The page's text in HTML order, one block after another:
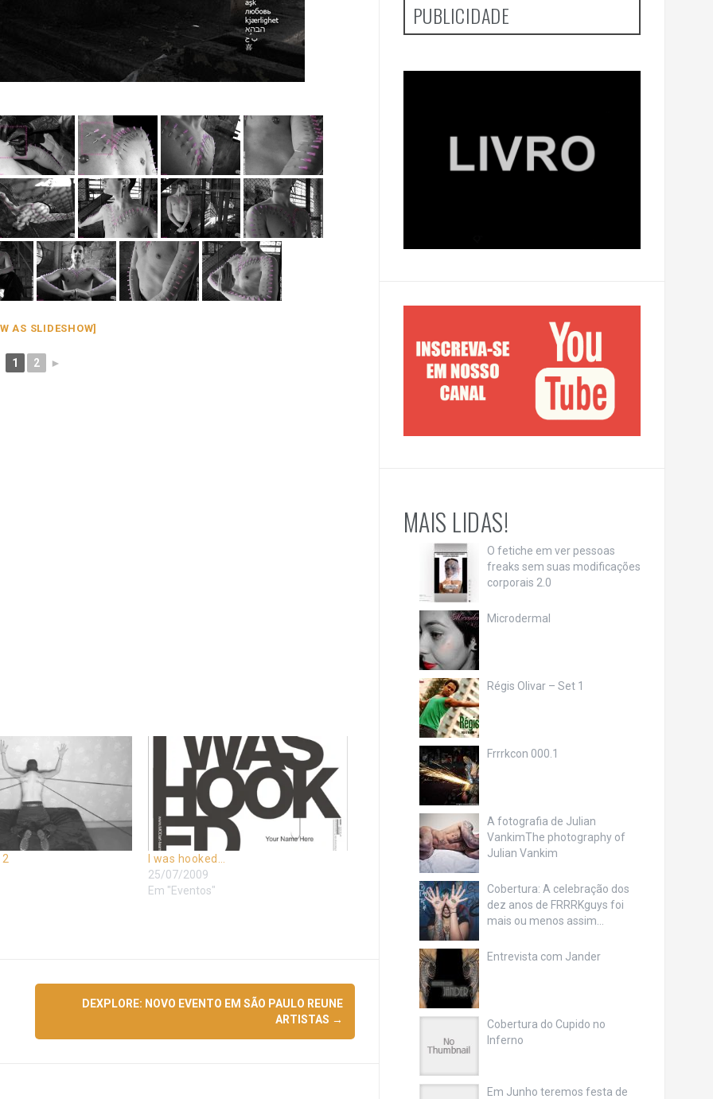
AS SLIDESHOW]
1 2 ►
I was hooked…
25/07/2009
Em "Eventos"
DEXPLORE: NOVO EVENTO EM SÃO PAULO REUNE
ARTISTAS →
PUBLICIDADE
MAIS LIDAS!
O fetiche em ver pessoas
freaks sem suas modificações
corporais 2.0
Microdermal
Régis Olivar – Set 1
Frrrkcon 000.1
A fotografia de Julian
VankimThe photography of
Julian Vankim
Cobertura: A celebração dos
dez anos de FRRRKguys foi
mais ou menos assim…
Entrevista com Jander
Cobertura do Cupido no
Inferno
Em Junho teremos festa de